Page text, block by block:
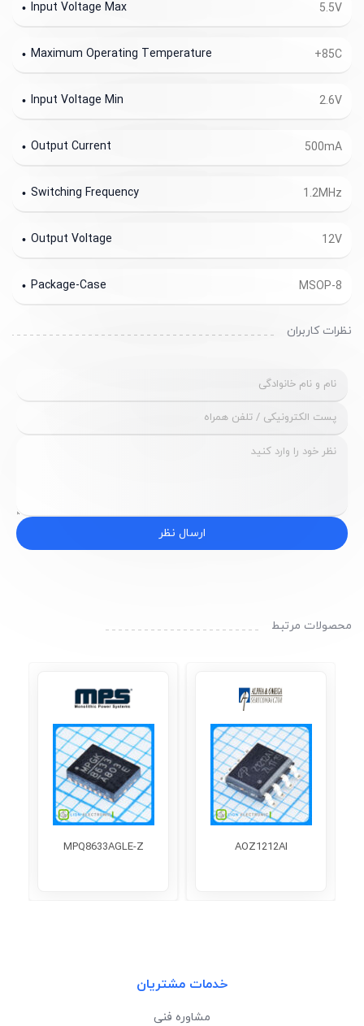
5.5V
Input Voltage Max
+85C
Maximum Operating Temperature
2.6V
Input Voltage Min
500mA
Output Current
1.2MHz
Switching Frequency
12V
Output Voltage
MSOP-8
Package-Case
نظرات کاربران
ارسال نظر
محصولات مرتبط
AOZ1212AI
MPQ8633AGLE-Z
خدمات مشتریان
مشاوره فنی